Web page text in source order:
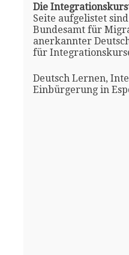
Die
Seite aufgelistet
Bundesamt für
anerkannter
für
Deutsch Lernen,
Einbürgerung in